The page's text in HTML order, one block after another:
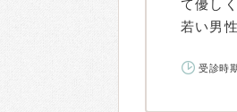
て優し
若い男
受診時